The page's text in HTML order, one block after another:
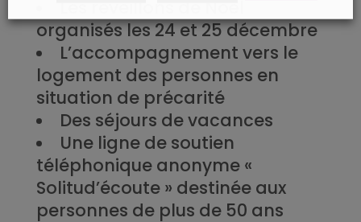
organisés les 24 et 25 décembre
L’accompagnement vers le
logement des personnes en
situation de précarité
Des séjours de vacances
Une ligne de soutien
téléphonique anonyme «
Solitud’écoute » destinée aux
personnes de plus de 50 ans